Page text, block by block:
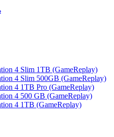
4 Slim 1TB (GameReplay)
4 Slim 500GB (GameReplay)
4 1TB Pro (GameReplay)
4 500 GB (GameReplay)
4 1TB (GameReplay)